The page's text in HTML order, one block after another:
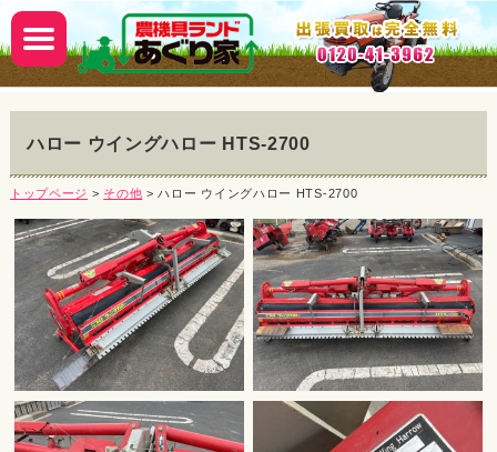
ハロー ウイングハロー HTS-2700
トップページ > その他 > ハロー ウイングハロー HTS-2700